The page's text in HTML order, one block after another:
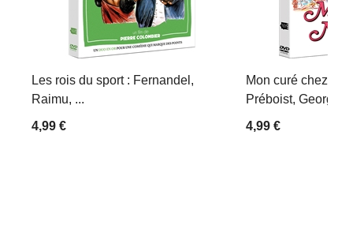
Les rois du sport : Fernandel,
Raimu, ...
4,99 €
Mon curé chez les
Préboist, Georges
4,99 €